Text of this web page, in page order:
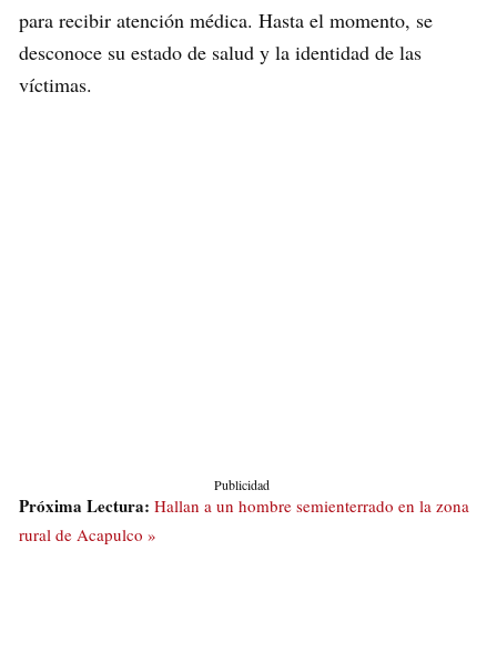
para recibir atención médica. Hasta el momento, se
desconoce su estado de salud y la identidad de las
víctimas.
Publicidad
Próxima Lectura: Hallan a un hombre semienterrado en la zona
rural de Acapulco »